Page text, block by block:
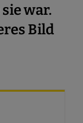
war.
Bild